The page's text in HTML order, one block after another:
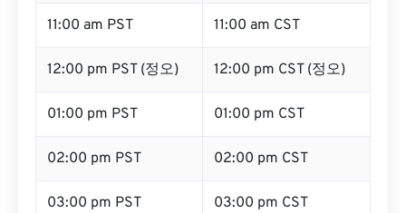
11:00 am PST 11:00 am CST
12:00 pm PST (정오) 12:00 pm CST (정오)
01:00 pm PST 01:00 pm CST
02:00 pm PST 02:00 pm CST
03:00 pm PST 03:00 pm CST